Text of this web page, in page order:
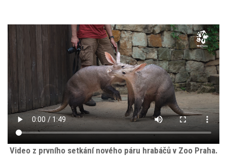
Video z prvního setkání nového páru hrabáčů v Zoo Praha.